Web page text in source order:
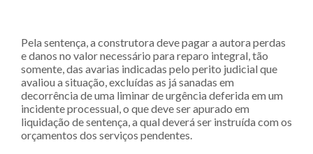
Pela sentença, a construtora deve pagar a autora perdas
e danos no valor necessário para reparo integral, tão
somente, das avarias indicadas pelo perito judicial que
avaliou a situação, excluídas as já sanadas em
decorrência de uma liminar de urgência deferida em um
incidente processual, o que deve ser apurado em
liquidação de sentença, a qual deverá ser instruída com os
orçamentos dos serviços pendentes.